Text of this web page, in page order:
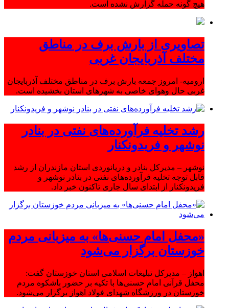
هیچ گونه حمله گزارش نشده است.
تصاویری از بارش برف در مناطق
مختلف آذربایجان غربی
ارومیه- امروز جمعه بارش برف در مناطق مختلف آذربایجان
غربی حال وهوای خاصی به شهرهای استان بخشیده است.
رشد تخلیه فرآورده‌های نفتی در بنادر
نوشهر و فریدونکنار
نوشهر – مدیرکل بنادر و دریانوردی استان مازندران از رشد
قابل توجه تخلیه فرآورده‌های نفتی در بنادر نوشهر و
فریدونکنار از ابتدای سال جاری تاکنون خبر داد.
«محفل امام حسنی‌ها» به میزبانی مردم
خوزستان برگزار می‌شود
اهواز – مدیرکل تبلیغات اسلامی استان خوزستان گفت:
محفل قرآنی امام حسنی‌ها با تکیه بر حضور باشکوه مردم
خوزستان در ورزشگاه شهدای فولاد اهواز برگزار می‌شود.